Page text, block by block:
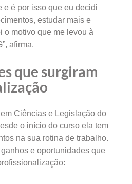
e é por isso que eu decidi
estudar mais e
o motivo que me levou à
afirma.
que surgiram
Ciências e Legislação do
o início do curso ela tem
na sua rotina de trabalho.
e oportunidades que